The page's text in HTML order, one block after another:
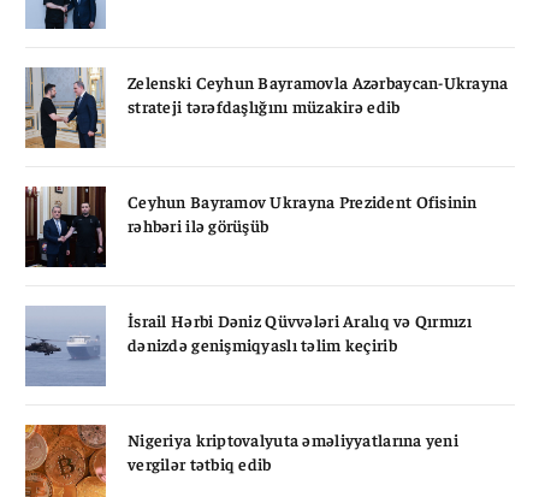
Zelenski Ceyhun Bayramovla Azərbaycan-Ukrayna
strateji tərəfdaşlığını müzakirə edib
Ceyhun Bayramov Ukrayna Prezident Ofisinin
rəhbəri ilə görüşüb
İsrail Hərbi Dəniz Qüvvələri Aralıq və Qırmızı
dənizdə genişmiqyaslı təlim keçirib
Nigeriya kriptovalyuta əməliyyatlarına yeni
vergilər tətbiq edib